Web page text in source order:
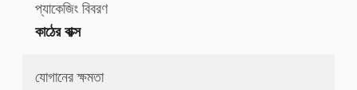
প্যাকেজিং বিবরণ
কাঠের বাক্স
যোগানের ক্ষমতা